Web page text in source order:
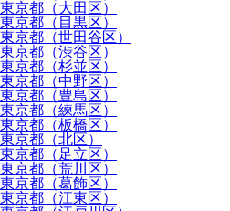
東京都（大田区）
東京都（目黒区）
東京都（世田谷区）
東京都（渋谷区）
東京都（杉並区）
東京都（中野区）
東京都（豊島区）
東京都（練馬区）
東京都（板橋区）
東京都（北区）
東京都（足立区）
東京都（荒川区）
東京都（葛飾区）
東京都（江東区）